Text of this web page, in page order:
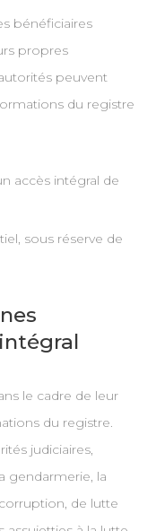
bénéficiaires
propres
peuvent
du registre
accès intégral de
sous réserve de
le cadre de leur
du registre.
judiciaires,
gendarmerie, la
de lutte